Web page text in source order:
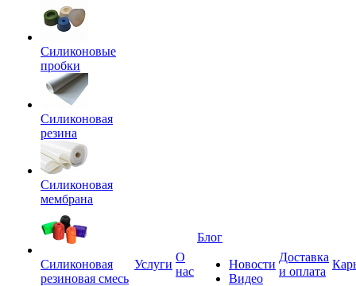
Силиконовые
пробки
Силиконовая
резина
Силиконовая
мембрана
Силиконовая
резиновая смесь
Услуги
О
нас
Блог
Новости
Видео
Доставка
и оплата